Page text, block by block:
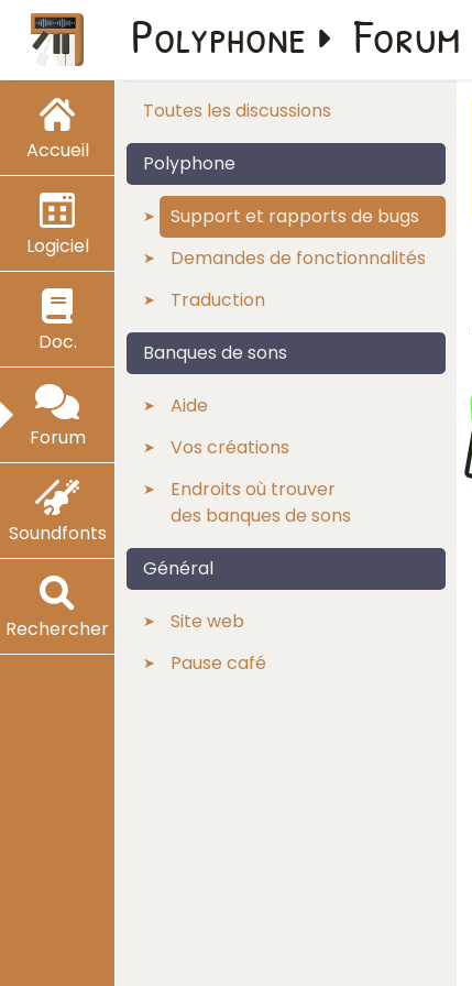
Accueil
Logiciel
Doc.
Forum
Soundfonts
Rechercher
Polyphone Forum
Toutes les discussions
Polyphone
Support et rapports de bugs
Demandes de fonctionnalités
Traduction
Banques de sons
Aide
Vos créations
Endroits où trouver
des banques de sons
Général
Site web
Pause café